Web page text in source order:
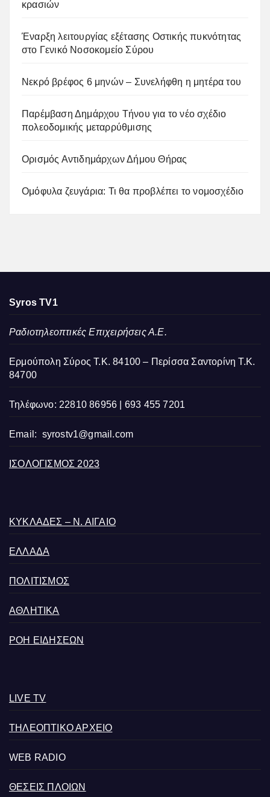
κρασιών
Έναρξη λειτουργίας εξέτασης Οστικής πυκνότητας
στο Γενικό Νοσοκομείο Σύρου
Νεκρό βρέφος 6 μηνών – Συνελήφθη η μητέρα του
Παρέμβαση Δημάρχου Τήνου για το νέο σχέδιο
πολεοδομικής μεταρρύθμισης
Ορισμός Αντιδημάρχων Δήμου Θήρας
Ομόφυλα ζευγάρια: Τι θα προβλέπει το νομοσχέδιο
Syros TV1
Ραδιοτηλεοπτικές Επιχειρήσεις Α.Ε.
Ερμούπολη Σύρος Τ.Κ. 84100 – Περίσσα Σαντορίνη Τ.Κ.
84700
Τηλέφωνο: 22810 86956 | 693 455 7201
Email: syrostv1@gmail.com
ΙΣΟΛΟΓΙΣΜΟΣ 2023
ΚΥΚΛΑΔΕΣ – Ν. ΑΙΓΑΙΟ
ΕΛΛΑΔΑ
ΠΟΛΙΤΙΣΜΟΣ
ΑΘΛΗΤΙΚΑ
ΡΟΗ ΕΙΔΗΣΕΩΝ
LIVE TV
ΤΗΛΕΟΠΤΙΚΟ ΑΡΧΕΙΟ
WEB RADIO
ΘΕΣΕΙΣ ΠΛΟΙΩΝ